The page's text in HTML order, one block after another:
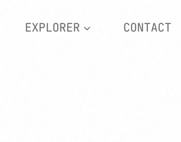
EXPLORER CONTACT